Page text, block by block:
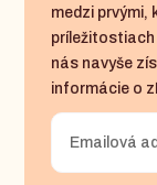
medzi prvými,
príležitostiach
nás navyše
informácie o